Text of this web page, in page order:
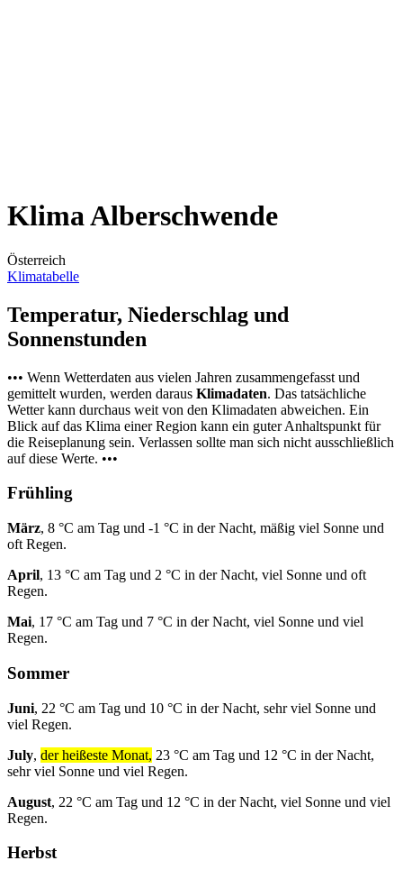
Klima Alberschwende
Österreich
Klimatabelle
Temperatur, Niederschlag und
Sonnenstunden
••• Wenn Wetterdaten aus vielen Jahren zusammengefasst und
gemittelt wurden, werden daraus Klimadaten. Das tatsächliche
Wetter kann durchaus weit von den Klimadaten abweichen. Ein
Blick auf das Klima einer Region kann ein guter Anhaltspunkt für
die Reiseplanung sein. Verlassen sollte man sich nicht ausschließlich
auf diese Werte. •••
Frühling
März, 8 °C am Tag und -1 °C in der Nacht, mäßig viel Sonne und
oft Regen.
April, 13 °C am Tag und 2 °C in der Nacht, viel Sonne und oft
Regen.
Mai, 17 °C am Tag und 7 °C in der Nacht, viel Sonne und viel
Regen.
Sommer
Juni, 22 °C am Tag und 10 °C in der Nacht, sehr viel Sonne und
viel Regen.
July, der heißeste Monat, 23 °C am Tag und 12 °C in der Nacht,
sehr viel Sonne und viel Regen.
August, 22 °C am Tag und 12 °C in der Nacht, viel Sonne und viel
Regen.
Herbst